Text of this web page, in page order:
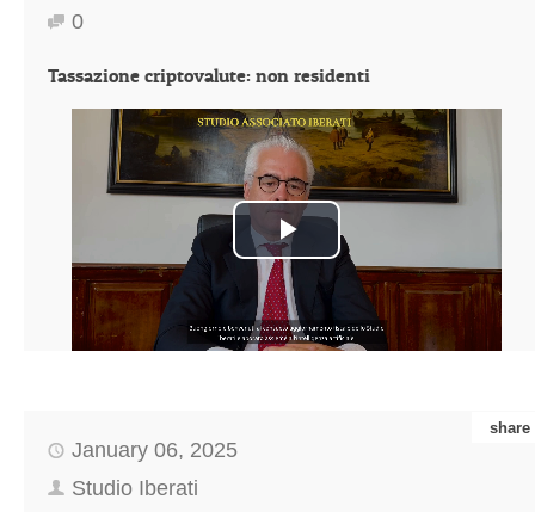
0
Tassazione criptovalute: non residenti
Play
Video
share
January 06, 2025
Studio Iberati